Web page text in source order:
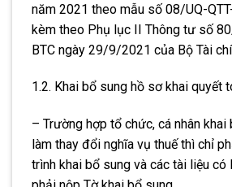
năm 2021 theo mẫu số 08/UQ-
kèm theo Phụ lục II Thông tư số
BTC ngày 29/9/2021 của Bộ Tài
1.2. Khai bổ sung hồ sơ khai quyết
– Trường hợp tổ chức, cá nhân khai
làm thay đổi nghĩa vụ thuế thì chỉ
trình khai bổ sung và các tài liệu có